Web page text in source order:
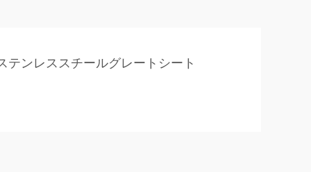
テンレススチールグレートシート